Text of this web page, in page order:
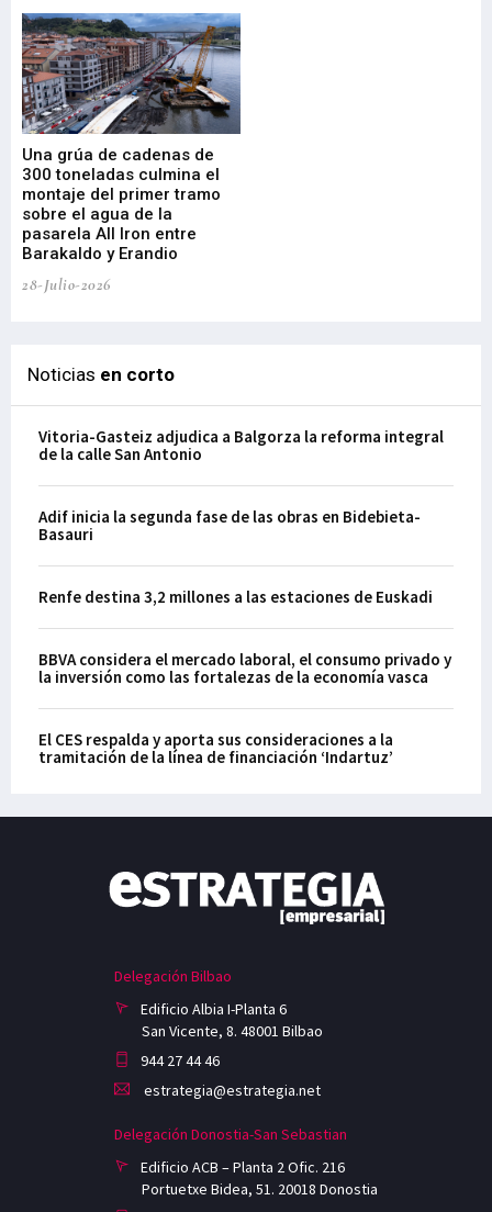
Una grúa de cadenas de
300 toneladas culmina el
montaje del primer tramo
sobre el agua de la
pasarela All Iron entre
Barakaldo y Erandio
28-Julio-2026
Noticias en corto
Vitoria-Gasteiz adjudica a Balgorza la reforma integral
de la calle San Antonio
Adif inicia la segunda fase de las obras en Bidebieta-
Basauri
Renfe destina 3,2 millones a las estaciones de Euskadi
BBVA considera el mercado laboral, el consumo privado y
la inversión como las fortalezas de la economía vasca
El CES respalda y aporta sus consideraciones a la
tramitación de la línea de financiación ‘Indartuz’
Delegación Bilbao
Edificio Albia I-Planta 6
San Vicente, 8. 48001 Bilbao
944 27 44 46
estrategia@estrategia.net
Delegación Donostia-San Sebastian
Edificio ACB – Planta 2 Ofic. 216
Portuetxe Bidea, 51. 20018 Donostia